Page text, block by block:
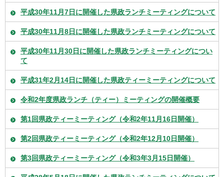
平成30年11月7日に開催した県政ランチミーティングについて
平成30年11月8日に開催した県政ランチミーティングについて
平成30年11月30日に開催した県政ランチミーティングについ
て
平成31年2月14日に開催した県政ティーミーティングについて
令和2年度県政ランチ（ティー）ミーティングの開催概要
第1回県政ティーミーティング（令和2年11月16日開催）
第2回県政ティーミーティング（令和2年12月10日開催）
第3回県政ティーミーティング（令和3年3月15日開催）